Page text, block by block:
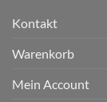
Kontakt
Warenkorb
Mein Account